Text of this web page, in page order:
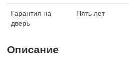
Гарантия на
дверь
Пять лет
Описание